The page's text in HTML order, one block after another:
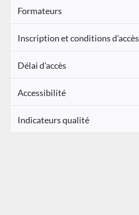
Formateurs
Inscription et conditions d'accès
Délai d'accès
Accessibilité
Indicateurs qualité